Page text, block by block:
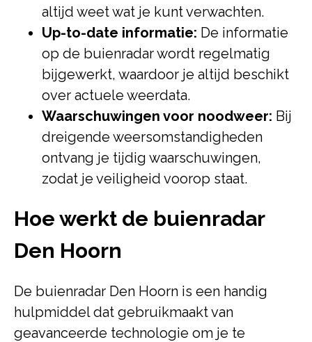
altijd weet wat je kunt verwachten.
Up-to-date informatie: De informatie
op de buienradar wordt regelmatig
bijgewerkt, waardoor je altijd beschikt
over actuele weerdata.
Waarschuwingen voor noodweer: Bij
dreigende weersomstandigheden
ontvang je tijdig waarschuwingen,
zodat je veiligheid voorop staat.
Hoe werkt de buienradar
Den Hoorn
De buienradar Den Hoorn is een handig
hulpmiddel dat gebruikmaakt van
geavanceerde technologie om je te